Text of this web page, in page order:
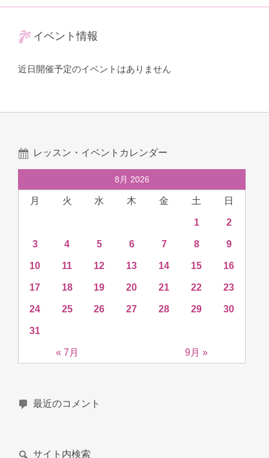
イベント情報
近日開催予定のイベントはありません
レッスン・イベントカレンダー
8月 2026
月 火 水 木 金 土 日
« 7月 9月 »
1 2
3 4 5 6 7 8 9
10 11 12 13 14 15 16
17 18 19 20 21 22 23
24 25 26 27 28 29 30
31
最近のコメント
サイト内検索